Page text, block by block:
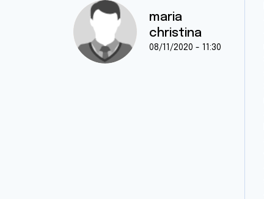
maria
christina
08/11/2020 - 11:30